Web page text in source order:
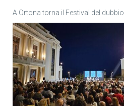
A Ortona torna il Festival del dubbio